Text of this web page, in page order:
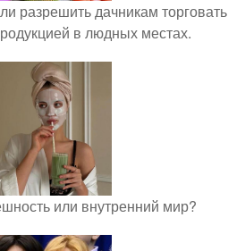
разрешить дачникам торговать
в людных местах.
или внутренний мир?